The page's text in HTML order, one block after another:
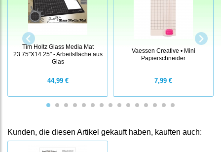
Tim Holtz Glass Media Mat
23.75"X14.25" - Arbeitsfläche aus
Glas
44,99 €
Vaessen Creative • Mini
Papierschneider
7,99 €
Kunden, die diesen Artikel gekauft haben, kauften auch: